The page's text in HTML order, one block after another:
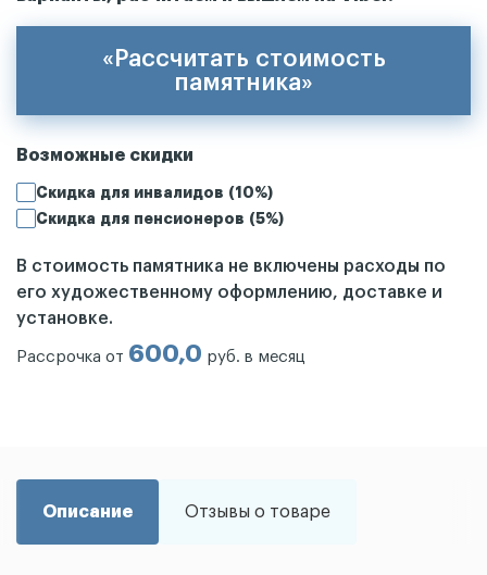
«Рассчитать стоимость
памятника»
Возможные скидки
Скидка для инвалидов (10%)
Скидка для пенсионеров (5%)
В стоимость памятника не включены расходы по
его художественному оформлению, доставке и
установке.
Рассрочка от 600,0 руб. в месяц
Описание Отзывы о товаре